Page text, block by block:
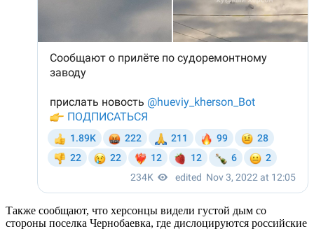
Также сообщают, что херсонцы видели густой дым со
стороны поселка Чернобаевка, где дислоцируются российские